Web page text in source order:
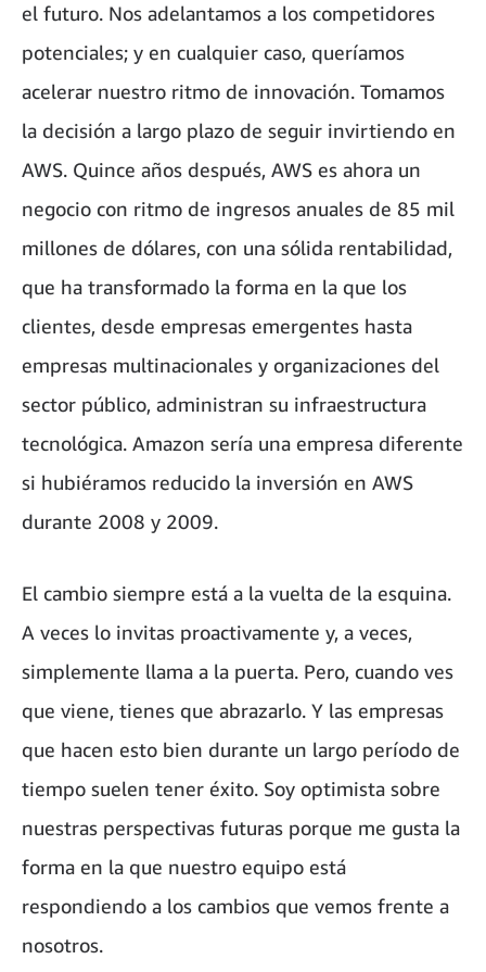
el futuro. Nos adelantamos a los competidores
potenciales; y en cualquier caso, queríamos
acelerar nuestro ritmo de innovación. Tomamos
la decisión a largo plazo de seguir invirtiendo en
AWS. Quince años después, AWS es ahora un
negocio con ritmo de ingresos anuales de 85 mil
millones de dólares, con una sólida rentabilidad,
que ha transformado la forma en la que los
clientes, desde empresas emergentes hasta
empresas multinacionales y organizaciones del
sector público, administran su infraestructura
tecnológica. Amazon sería una empresa diferente
si hubiéramos reducido la inversión en AWS
durante 2008 y 2009.
El cambio siempre está a la vuelta de la esquina.
A veces lo invitas proactivamente y, a veces,
simplemente llama a la puerta. Pero, cuando ves
que viene, tienes que abrazarlo. Y las empresas
que hacen esto bien durante un largo período de
tiempo suelen tener éxito. Soy optimista sobre
nuestras perspectivas futuras porque me gusta la
forma en la que nuestro equipo está
respondiendo a los cambios que vemos frente a
nosotros.